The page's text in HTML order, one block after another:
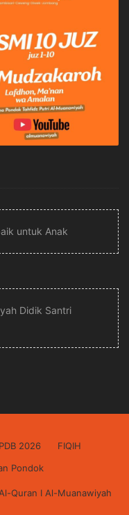
untuk Anak
Didik Santri
2026
FIQIH
Pondok
Quran I Al-Muanawiyah